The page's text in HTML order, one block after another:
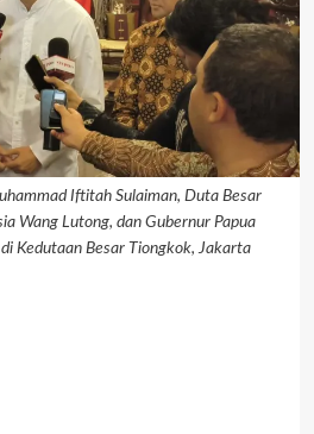
Iftitah Sulaiman, Duta Besar
Wang Lutong, dan Gubernur Papua
Kedutaan Besar Tiongkok, Jakarta